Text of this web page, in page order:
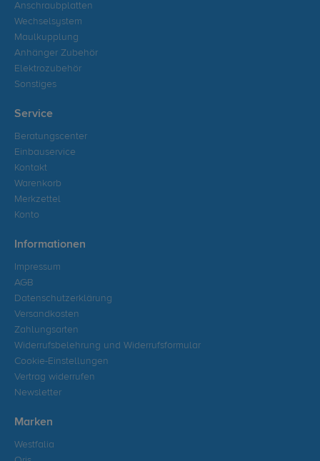
Anschraubplatten
Wechselsystem
Maulkupplung
Anhänger Zubehör
Elektrozubehör
Sonstiges
Service
Beratungscenter
Einbauservice
Kontakt
Warenkorb
Merkzettel
Konto
Informationen
Impressum
AGB
Datenschutzerklärung
Versandkosten
Zahlungsarten
Widerrufsbelehrung und Widerrufsformular
Cookie-Einstellungen
Vertrag widerrufen
Newsletter
Marken
Westfalia